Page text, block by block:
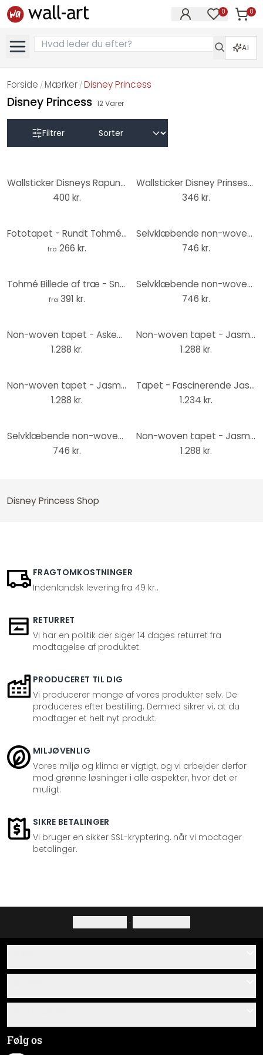
0 0
Varer
AI
Forside / Mærker /Disney Princess
Disney Princess 12Varer
Filtrer
Wallsticker Disneys Rapunzel, 15 dele
400 kr.
Wallsticker Disney Prinsessedrøm - Askepot
346 kr.
Fototapet - Rundt Tohmé - Snehvide - vliesetapet/selvklæbende non-woven tapet
fra 266 kr.
Selvklæbende non-woven tapet - Cinderella Pastel Dreams - 125 x 125 cm
746 kr.
Tohmé Billede af træ - Snehvide - Rund
fra 391 kr.
Selvklæbende non-woven tapet - Jasmin Elegant MInt - 125 x 125 cm
746 kr.
Non-woven tapet - Askepot Blomst - 200 x 280 cm
1.288 kr.
Non-woven tapet - Jasmin farvede blomster - 200 x 280 cm
1.288 kr.
Non-woven tapet - Jasmin silhuet - 200 x 280 cm
1.288 kr.
Tapet - Fascinerende Jasmin - 200 x 280 cm
1.234 kr.
Selvklæbende non-woven tapet - Belle Spirit of Autumn - 125 x 125 cm
746 kr.
Non-woven tapet - Jasmin blege blomster - 200 x 280 cm
1.288 kr.
Disney Princess Shop
FRAGTOMKOSTNINGER
Indenlandsk levering fra 49 kr..
RETURRET
Vi har en politik der siger 14 dages returret fra
modtagelse af produktet.
PRODUCERET TIL DIG
Vi producerer mange af vores produkter selv. De
produceres efter bestilling. Dermed sikrer vi, at du
modtager et helt nyt produkt.
MILJØVENLIG
Vores miljø og klima er vigtigt, og vi arbejder derfor
mod grønne løsninger i alle aspekter, hvor det er
muligt.
SIKRE BETALINGER
Vi bruger en sikker SSL-kryptering, når vi modtager
betalinger.
·
Om os
Monteringsvejledninger
Materialeoversigt
Almindelige forretningsbetingelser
Følg os